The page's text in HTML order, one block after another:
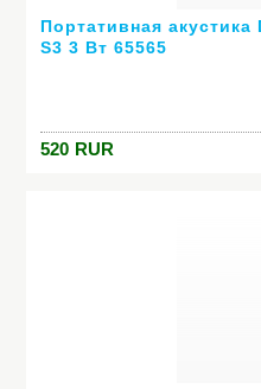
Портативная акустика
S3 3 Вт 65565
520 RUR